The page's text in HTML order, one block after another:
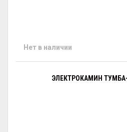
Нет в наличии
ЭЛЕКТРОКАМИН